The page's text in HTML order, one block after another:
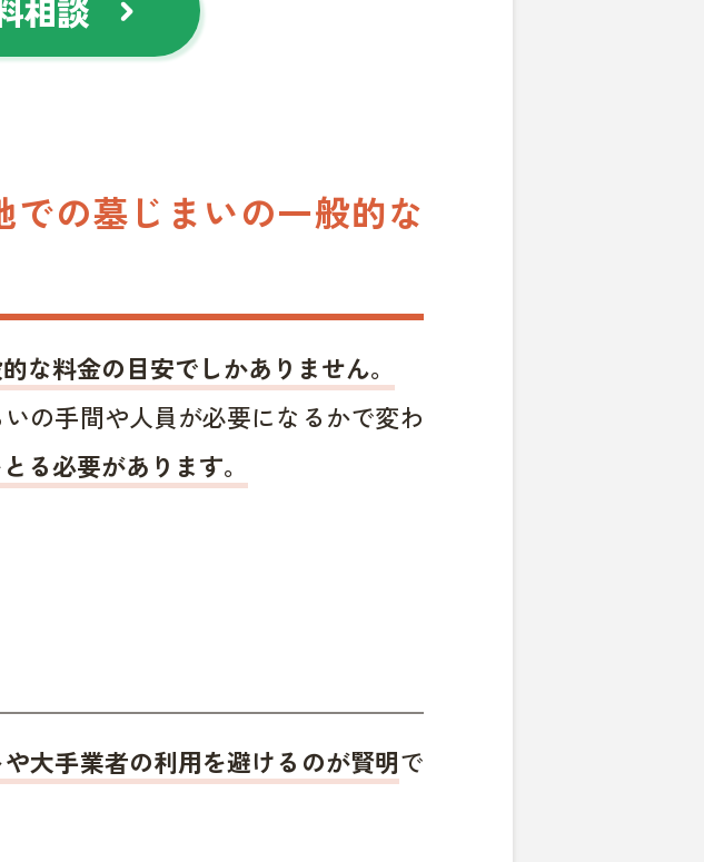
相談 chevron_right
の墓じまいの一般的な
な料金の目安でしかありません。
の手間や人員が必要になるかで変わ
る必要があります。
大手業者の利用を避けるのが賢明で